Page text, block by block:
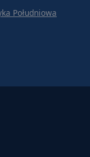
Południowa